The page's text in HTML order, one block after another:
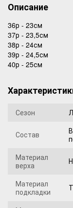
Описание
36р - 23см
37р - 23,5см
38р - 24см
39р - 24,5см
40р - 25см
Сезон
Состав
Материал
верха
Материал
подкладки